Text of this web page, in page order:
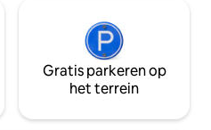
Gratis parkeren op
het terrein